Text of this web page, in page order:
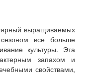
выращиваемых
все больше
культуры. Эта
запахом и
свойствами,